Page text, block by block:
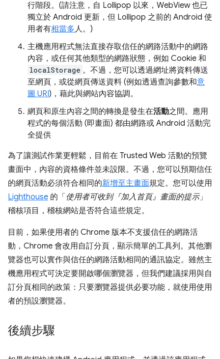
行階段。(請注意，自 Lollipop 以來，WebView 也已
獨立於 Android 更新，但 Lollipop 之前的 Android 使
用者有相當多人。)
主機應用程式無法直接存取信任的網路活動中的網路
內容，或任何其他類型的網路狀態，例如 Cookie 和
localStorage 。不過，您可以透過網址將資料傳送
至網頁，或從網頁傳送資料 (例如透過查詢參數和意
圖 URI)，藉此與網站內容協調。
網頁和原生內容之間的轉換是發生在活動之間。應用
程式的每個活動 (即畫面) 都由網路或 Android 活動完
全提供
為了讓測試作業更輕鬆，目前在 Trusted Web 活動的預覽
畫面中，內容的資格條件並未設限。不過，您可以預期信任
的網頁活動必須符合相同的新增至主畫面規定。您可以使用
Lighthouse 的「 使用者可收到『加入首頁』畫面的提示」
稽核項目，稽核網站是否符合這些規定。
目前，如果使用者的 Chrome 版本不支援信任的網路活
動，Chrome 會改用自訂分頁，顯示簡單的工具列。其他瀏
覽器也可以實作與信任的網路活動相同的通訊協定。雖然主
機應用程式可決定要開啟哪個瀏覽器，但我們建議採用與自
訂分頁相同的政策：只要瀏覽器提供必要功能，就使用使用
者的預設瀏覽器。
後續步驟